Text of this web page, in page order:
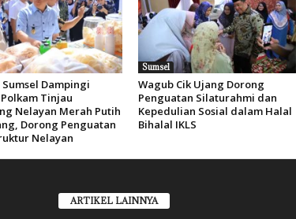
Dampingi
Tinjau
Nelayan Merah Putih
Dorong Penguatan
Nelayan
Sumsel
Wagub Cik Ujang Dorong
Penguatan Silaturahmi dan
Kepedulian Sosial dalam Halal
Bihalal IKLS
ARTIKEL LAINNYA